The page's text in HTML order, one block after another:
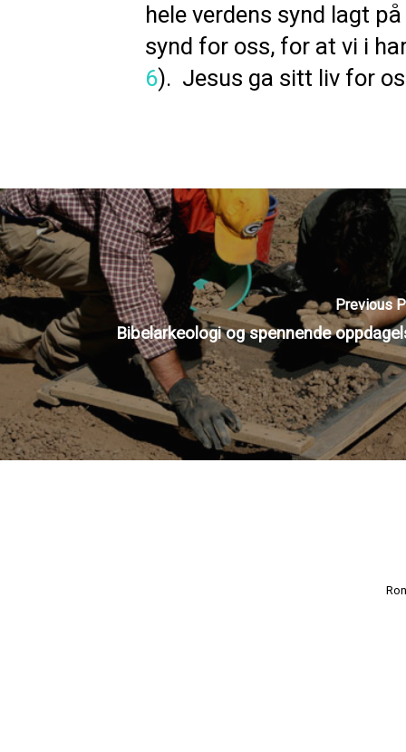
hele verdens synd lagt
synd for oss, for at vi i
6). Jesus ga sitt liv for
Previous
Bibelarkeologi og spennende